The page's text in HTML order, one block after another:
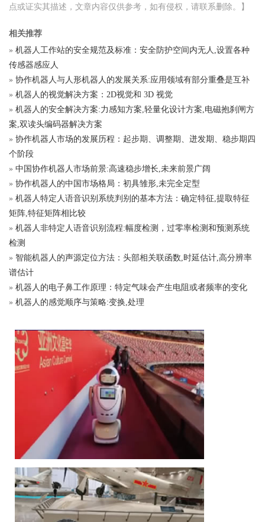
点或证实其描述，文章内容仅供参考，如有侵权，请联系删除。】
相关推荐
» 机器人工作站的安全规范及标准：安全防护空间内无人,设置各种
传感器感应人
» 协作机器人与人形机器人的发展关系:应用领域有部分重叠是互补
» 机器人的视觉解决方案：2D视觉和 3D 视觉
» 机器人的安全解决方案:力感知方案,轻量化设计方案,电磁抱刹闸方
案,双读头编码器解决方案
» 协作机器人市场的发展历程：起步期、调整期、迸发期、稳步期四
个阶段
» 中国协作机器人市场前景:高速稳步增长,未来前景广阔
» 协作机器人的中国市场格局：初具雏形,未完全定型
» 机器人特定人语音识别系统判别的基本方法：确定特征,提取特征
矩阵,特征矩阵相比较
» 机器人非特定人语音识别流程:幅度检测，过零率检测和预测系统
检测
» 智能机器人的声源定位方法：头部相关联函数,时延估计,高分辨率
谱估计
» 机器人的电子鼻工作原理：特定气味会产生电阻或者频率的变化
» 机器人的感觉顺序与策略:变换,处理